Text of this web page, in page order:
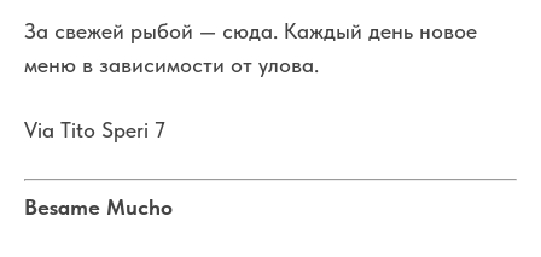
За свежей рыбой — сюда. Каждый день новое
меню в зависимости от улова.
Via Tito Speri 7
Besame Mucho